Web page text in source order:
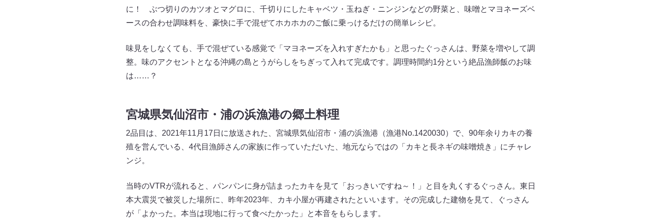
に！ ぶつ切りのカツオとマグロに、千切りにしたキャベツ・玉ねぎ・ニンジンなどの野菜と、味噌とマヨネーズベ
ースの合わせ調味料を、豪快に手で混ぜてホカホカのご飯に乗っけるだけの簡単レシピ。
味見をしなくても、手で混ぜている感覚で「マヨネーズを入れすぎたかも」と思ったぐっさんは、野菜を増やして調
整。味のアクセントとなる沖縄の島とうがらしをちぎって入れて完成です。調理時間約1分という絶品漁師飯のお味
は……？
宮城県気仙沼市・浦の浜漁港の郷土料理
2品目は、2021年11月17日に放送された、宮城県気仙沼市・浦の浜漁港（漁港No.1420030）で、90年余りカキの養
殖を営んでいる、4代目漁師さんの家族に作っていただいた、地元ならではの「カキと長ネギの味噌焼き」にチャレ
ンジ。
当時のVTRが流れると、パンパンに身が詰まったカキを見て「おっきいですね～！」と目を丸くするぐっさん。東日
本大震災で被災した場所に、昨年2023年、カキ小屋が再建されたといいます。その完成した建物を見て、ぐっさん
が「よかった。本当は現地に行って食べたかった」と本音をもらします。